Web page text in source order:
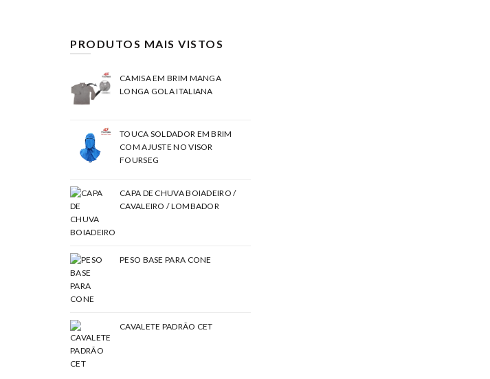
PRODUTOS MAIS VISTOS
CAMISA EM BRIM MANGA
LONGA GOLA ITALIANA
TOUCA SOLDADOR EM BRIM
COM AJUSTE NO VISOR
FOURSEG
CAPA DE CHUVA BOIADEIRO /
CAVALEIRO / LOMBADOR
PESO BASE PARA CONE
CAVALETE PADRÃO CET